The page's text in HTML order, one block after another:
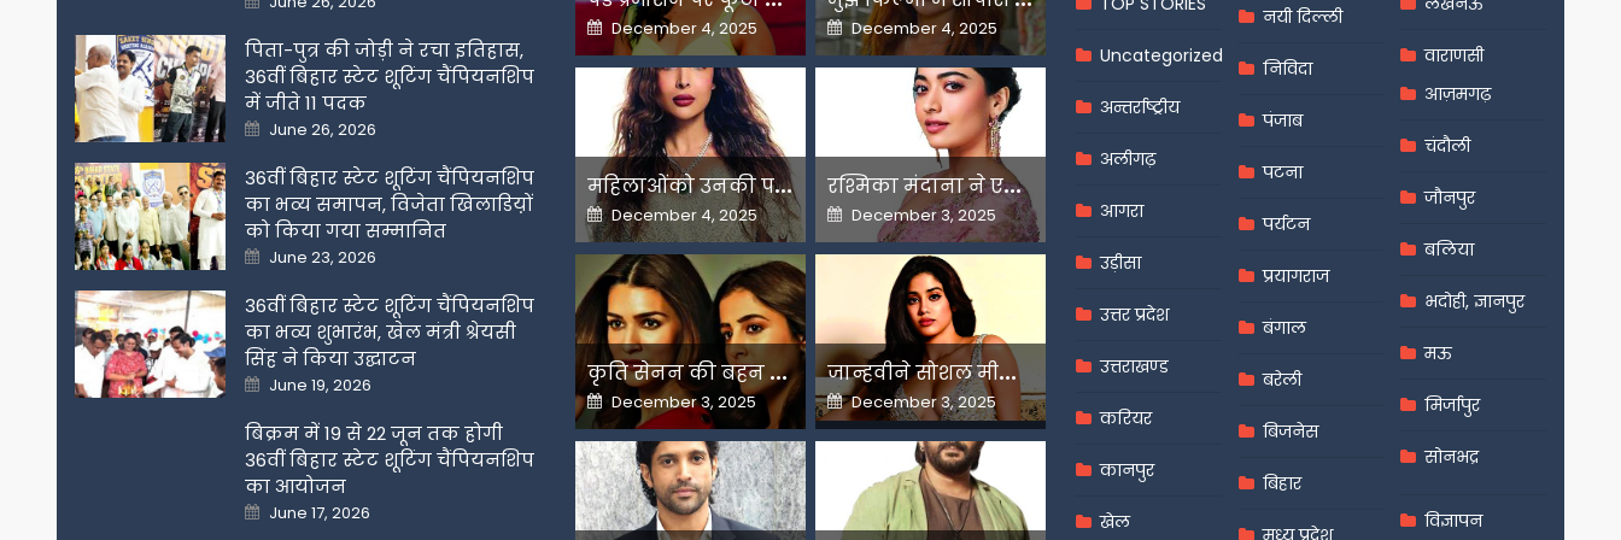
on
पिता-पुत्र की जोड़ी ने रचा इतिहास,
36वीं बिहार स्टेट शूटिंग चैंपियनशिप
में जीते 11 पदक
Posted
on
June 26, 2026
36वीं बिहार स्टेट शूटिंग चैंपियनशिप
का भव्य समापन, विजेता खिलाडिय़ों
को किया गया सम्मानित
Posted
on
June 23, 2026
36वीं बिहार स्टेट शूटिंग चैंपियनशिप
का भव्य शुभारंभ, खेल मंत्री श्रेयसी
सिंह ने किया उद्घाटन
Posted
on
June 19, 2026
बिक्रम में 19 से 22 जून तक होगी
36वीं बिहार स्टेट शूटिंग चैंपियनशिप
का आयोजन
Posted
on
June 17, 2026
Posted
on
December 4, 2025 Posted
on
December 4, 2025
म
हिलाओंको उनकी पसंद के लिए उन्हें जज किया जाता है-मलाइका
Posted
on
December 4, 2025
र
श्मिका मंदाना ने एआई के बढ़ते दुरुपयोग पर जतायी नाराजगी
Posted
on
December 3, 2025
क
ृति सेनन की बहन नूपुर अगले महीने करेंगी डेस्टिनेशन मैरिज
Posted
on
December 3, 2025
ज
ान्हवीने सोशल मीडियापर उठाये सवाल
Posted
on
December 3, 2025
Uncategorized
अन्तर्राष्ट्रीय
अलीगढ़
आगरा
उड़ीसा
उत्तर प्रदेश
उत्तराखण्ड
करियर
कानपुर
खेल
नयी दिल्ली
निविदा
पंजाब
पटना
पर्यटन
प्रयागराज
बंगाल
बरेली
बिजनेस
बिहार
मध्य प्रदेश
वाराणसी
आज़मगढ़
चंदौली
जौनपुर
बलिया
भदोही, ज्ञानपुर
मऊ
मिर्जापुर
सोनभद्र
विज्ञापन